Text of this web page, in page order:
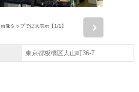
画像タップで拡大表示【1/1】
東京都板橋区大山町36-7